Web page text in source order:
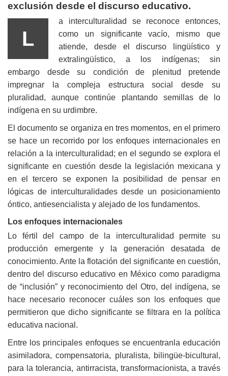
exclusión desde el discurso educativo.
L
a interculturalidad se reconoce entonces,
como un significante vacío, mismo que
atiende, desde el discurso lingüístico y
extralingüístico, a los indígenas; sin
embargo desde su condición de plenitud pretende
impregnar la compleja estructura social desde su
pluralidad, aunque continúe plantando semillas de lo
indígena en su urdimbre.
El documento se organiza en tres momentos, en el primero
se hace un recorrido por los enfoques internacionales en
relación a la interculturalidad; en el segundo se explora el
significante en cuestión desde la legislación mexicana y
en el tercero se exponen la posibilidad de pensar en
lógicas de interculturalidades desde un posicionamiento
óntico, antiesencialista y alejado de los fundamentos.
Los enfoques internacionales
Lo fértil del campo de la interculturalidad permite su
producción emergente y la generación desatada de
conocimiento. Ante la flotación del significante en cuestión,
dentro del discurso educativo en México como paradigma
de “inclusión” y reconocimiento del Otro, del indígena, se
hace necesario reconocer cuáles son los enfoques que
permitieron que dicho significante se filtrara en la política
educativa nacional.
Entre los principales enfoques se encuentranla educación
asimiladora, compensatoria, pluralista, bilingüe-bicultural,
para la tolerancia, antirracista, transformacionista, a través